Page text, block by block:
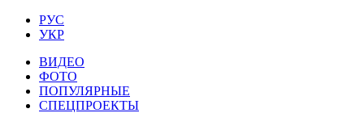
РУС
УКР
ВИДЕО
ФОТО
ПОПУЛЯРНЫЕ
СПЕЦПРОЕКТЫ